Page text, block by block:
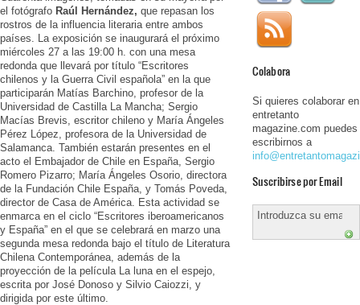
el fotógrafo Raúl Hernández, que repasan los
rostros de la influencia literaria entre ambos
países. La exposición se inaugurará el próximo
miércoles 27 a las 19:00 h. con una mesa
redonda que llevará por título “Escritores
chilenos y la Guerra Civil española” en la que
participarán Matías Barchino, profesor de la
Universidad de Castilla La Mancha; Sergio
Macías Brevis, escritor chileno y María Ángeles
Pérez López, profesora de la Universidad de
Salamanca. También estarán presentes en el
acto el Embajador de Chile en España, Sergio
Romero Pizarro; María Ángeles Osorio, directora
de la Fundación Chile España, y Tomás Poveda,
director de Casa de América. Esta actividad se
enmarca en el ciclo “Escritores iberoamericanos
y España” en el que se celebrará en marzo una
segunda mesa redonda bajo el título de Literatura
Chilena Contemporánea, además de la
proyección de la película La luna en el espejo,
escrita por José Donoso y Silvio Caiozzi, y
dirigida por este último.
Colabora
Si quieres colaborar en
entretanto
magazine.com puedes
escribirnos a
Suscribirse por Email